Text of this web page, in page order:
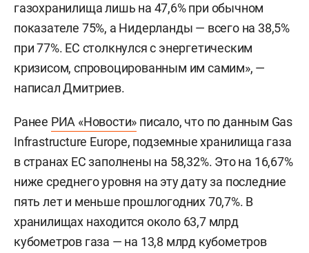
газохранилища лишь на 47,6% при обычном
показателе 75%, а Нидерланды — всего на 38,5%
при 77%. ЕС столкнулся с энергетическим
кризисом, спровоцированным им самим», —
написал Дмитриев.
Ранее РИА «Новости» писало, что по данным Gas
Infrastructure Europe, подземные хранилища газа
в странах ЕС заполнены на 58,32%. Это на 16,67%
ниже среднего уровня на эту дату за последние
пять лет и меньше прошлогодних 70,7%. В
хранилищах находится около 63,7 млрд
кубометров газа — на 13,8 млрд кубометров